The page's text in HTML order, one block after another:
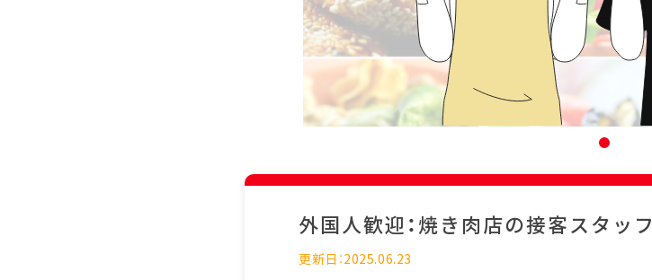
外国人歓迎：焼き肉店の接客スタッフ
更新日：2025.06.23